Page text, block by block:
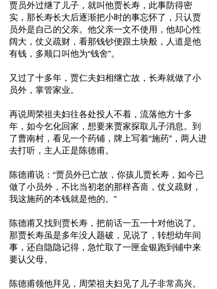
贾员外过继了儿子，就叫他贾长寿，此事防得密
实，那长寿长大后逐渐把小时的事忘怀了，只认贾
员外是自己的父亲。他父亲一文不使用，他却心性
阔大，仗义疏财，看那钱钞便跟土块般，人道是他
有钱，多顺口叫他为“钱舍”。
又过了十多年，贾仁夫妇相继亡故，长寿就做了小
员外，掌管家业。
再说周荣祖夫妇往各处投人不着，流落他方十多
年，如今乞化回家，想要来贾家探取儿子消息。到
了曹南村，看见一个药铺，牌上写着“施药”，两人进
去打听，主人正是陈德甫。
陈德甫说：“贾员外已亡故，你孩儿贾长寿，如今已
做了小员外，不比当初老的那样吝啬，仗义疏财，
我这施药的本钱就是他的。”
陈德甫又找到贾长寿，把前话一五一十对他说了。
那贾长寿虽是多年没人题破，见说了，转想幼年间
事，还自隐隐记得，急忙取了一匣金银跑到铺中来
要认父母。
陈德甫领他拜见，周荣祖夫妇见了儿子非常高兴。